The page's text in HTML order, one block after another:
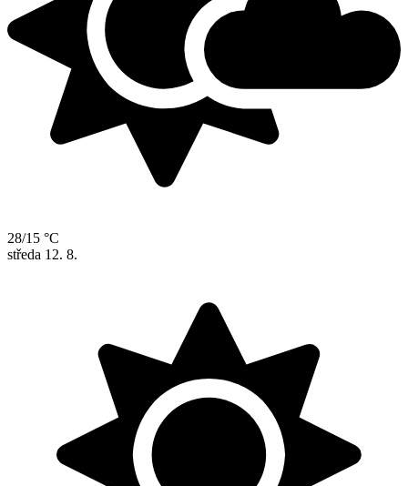
28/15 °C
středa 12. 8.